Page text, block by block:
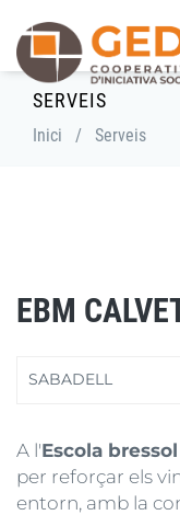
contingut
SERVEIS
Fil
Inici / Serveis
EBM
SABADELL
A l'Escola
per reforçar els
entorn, amb la